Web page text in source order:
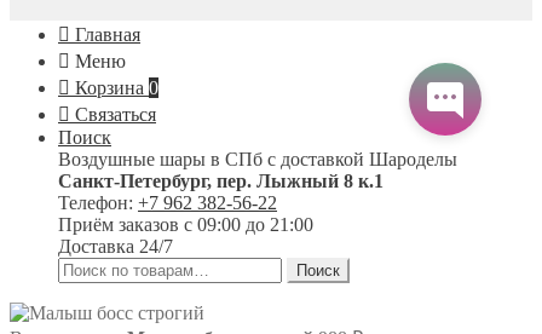
Главная
Меню
Корзина 0
Связаться
Поиск
Воздушные шары в СПб с доставкой Шароделы
Санкт-Петербург, пер. Лыжный 8 к.1
Телефон: +7 962 382-56-22
Приём заказов с 09:00 до 21:00
Доставка 24/7
Искать:
Поиск